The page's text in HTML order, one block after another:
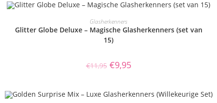
TOEVOEGEN AAN WINKELWAGEN
Glasherkenners
Glitter Globe Deluxe – Magische Glasherkenners (set van
15)
€11,95 €9,95